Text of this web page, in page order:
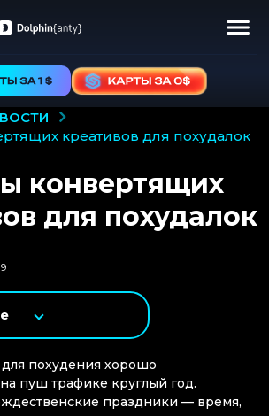
креативов для похудалок
конвертящих
для похудалок
похудения хорошо
пуш трафике круглый год.
праздники — время,